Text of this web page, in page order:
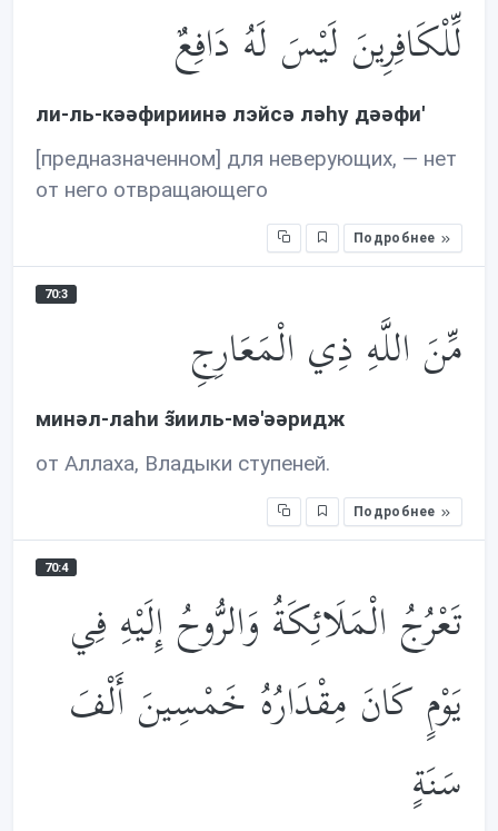
لِّلْكَافِرِينَ لَيْسَ لَهُ دَافِعٌ
ли-ль-кəəфириинə лэйсə лəhу дəəфи'
[предназначенном] для неверующих, — нет
от него отвращающего
Подробнее
70:3
مِّنَ اللَّهِ ذِي الْمَعَارِجِ
минəл-лаhи з̃ииль-мə'əəридж
от Аллаха, Владыки ступеней.
Подробнее
70:4
تَعْرُجُ الْمَلَائِكَةُ وَالرُّوحُ إِلَيْهِ فِي
يَوْمٍ كَانَ مِقْدَارُهُ خَمْسِينَ أَلْفَ
سَنَةٍ